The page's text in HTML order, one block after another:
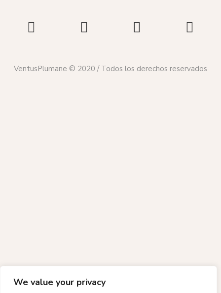
We value your privacy
VentusPlumane © 2020 / Todos los derechos reservados